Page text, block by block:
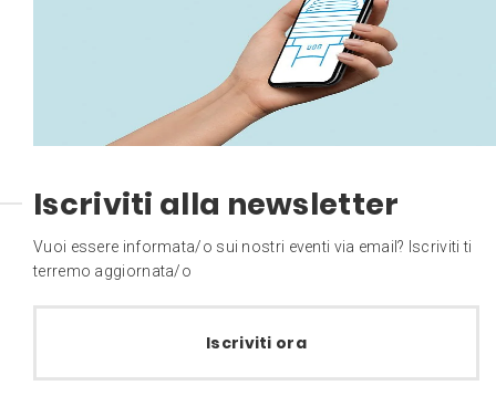
Iscriviti alla newsletter
Vuoi essere informata/o sui nostri eventi via email? Iscriviti ti
terremo aggiornata/o
Iscriviti ora